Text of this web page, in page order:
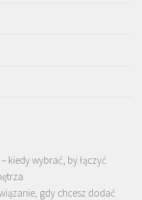
kiedy wybrać, by łączyć
gdy chcesz dodać